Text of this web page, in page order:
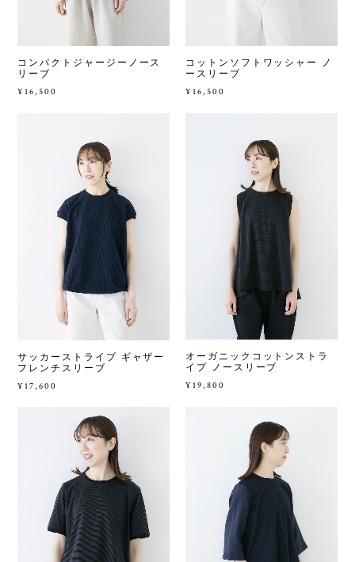
コンパクトジャージーノース
リーブ
¥16,500
コットンソフトワッシャー ノ
ースリーブ
¥16,500
サッカーストライプ ギャザー
フレンチスリーブ
¥17,600
オーガニックコットンストラ
イプ ノースリーブ
¥19,800